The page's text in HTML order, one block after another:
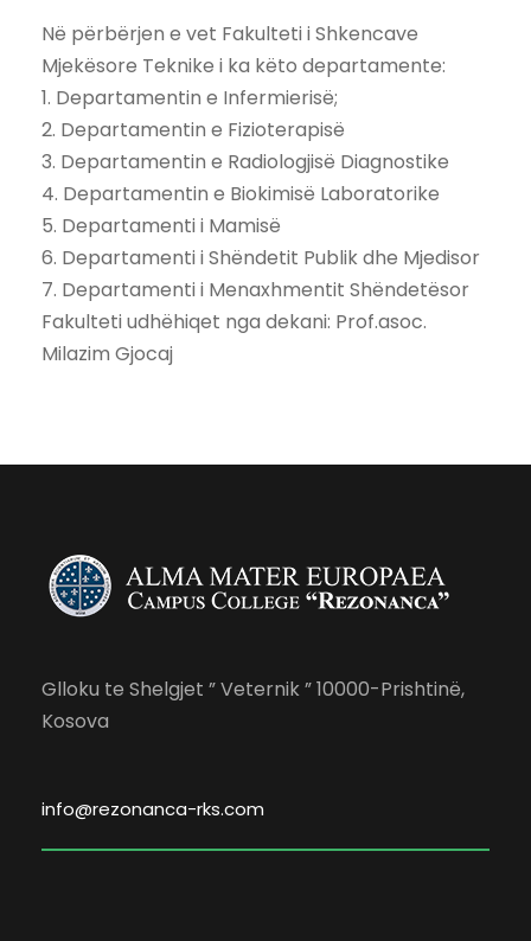
Në përbërjen e vet Fakulteti i Shkencave
Mjekësore Teknike i ka këto departamente:
1. Departamentin e Infermierisë;
2. Departamentin e Fizioterapisë
3. Departamentin e Radiologjisë Diagnostike
4. Departamentin e Biokimisë Laboratorike
5. Departamenti i Mamisë
6. Departamenti i Shëndetit Publik dhe Mjedisor
7. Departamenti i Menaxhmentit Shëndetësor
Fakulteti udhëhiqet nga dekani: Prof.asoc.
Milazim Gjocaj
Glloku te Shelgjet ” Veternik ” 10000-Prishtinë,
Kosova
info@rezonanca-rks.com